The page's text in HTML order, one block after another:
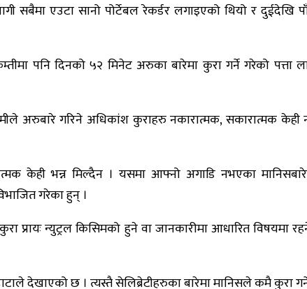
एउटा सानो पोर्टेबल रेकर्डर लगाइएको थियो र दुईदेखि
पनि दिनको ५२ मिनेट अरुका बारेमा कुरा गर्ने गरेको
अरुबारे गरिने अधिकांश कुराहरु नकारात्मक, सकारात्मक
केही भन्न मिल्दैन । यसमा आफ्नो अगाडि नभएका
गरेका हुन् ।
प्रायः न्युट्रल किसिमको हुने वा जानकारीमा आधारित
देखाएको छ । त्यस्तै सेलिब्रेटीहरुका बारेमा मानिसले कमै कुरा